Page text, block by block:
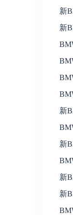
新
新
新
新
新
新